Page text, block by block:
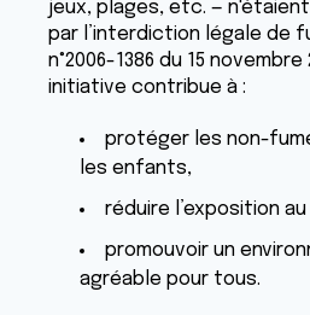
jeux, plages, etc. —
par l’interdiction légale de
n°2006-1386 du 15
initiative contribue à :
protéger les non-
les enfants,
réduire l’exposition
promouvoir un
agréable pour tous.